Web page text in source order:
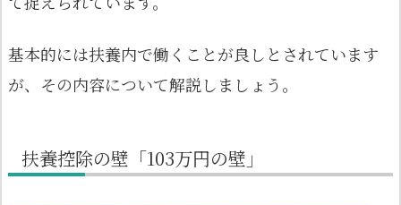
基本的には扶養内で働くことが良しとされています
が、その内容について解説しましょう。
扶養控除の壁「103万円の壁」